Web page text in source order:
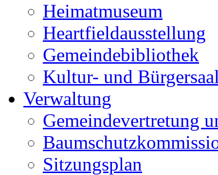
Heimatmuseum
Heartfieldausstellung
Gemeindebibliothek
Kultur- und
Verwaltung
Gemeindevertretung
Sitzungsplan